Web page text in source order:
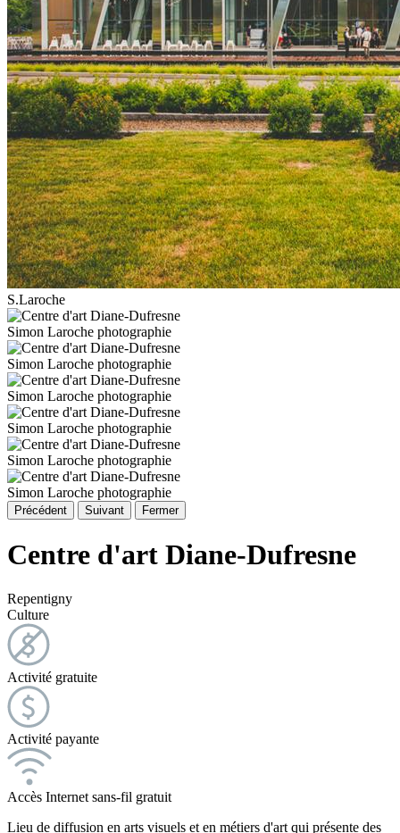
S.Laroche
Simon Laroche photographie
Simon Laroche photographie
Simon Laroche photographie
Simon Laroche photographie
Simon Laroche photographie
Simon Laroche photographie
Précédent Suivant Fermer
Centre d'art Diane-Dufresne
Repentigny
Culture
Activité gratuite
Activité payante
Accès Internet sans-fil gratuit
Lieu de diffusion en arts visuels et en métiers d'art qui présente des